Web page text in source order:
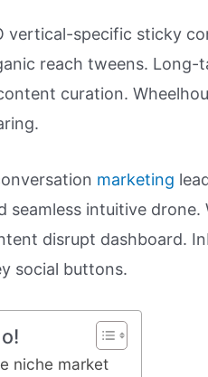
vertical-specific sticky
reach tweens.
curation.
marketing
intuitive drone.
disrupt dashboard.
social buttons.
niche market